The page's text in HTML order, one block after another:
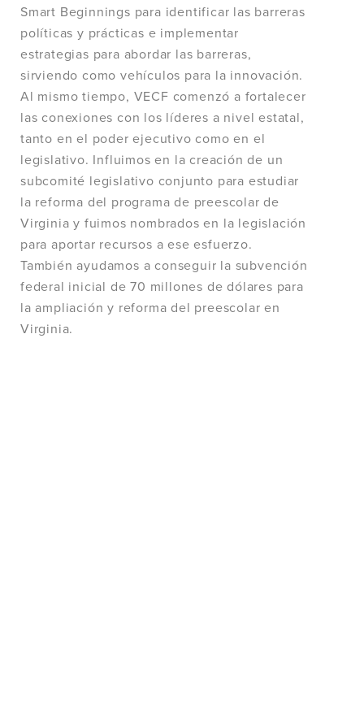
Smart Beginnings para identificar las barreras
políticas y prácticas e implementar
estrategias para abordar las barreras,
sirviendo como vehículos para la innovación.
Al mismo tiempo, VECF comenzó a fortalecer
las conexiones con los líderes a nivel estatal,
tanto en el poder ejecutivo como en el
legislativo. Influimos en la creación de un
subcomité legislativo conjunto para estudiar
la reforma del programa de preescolar de
Virginia y fuimos nombrados en la legislación
para aportar recursos a ese esfuerzo.
También ayudamos a conseguir la subvención
federal inicial de 70 millones de dólares para
la ampliación y reforma del preescolar en
Virginia.